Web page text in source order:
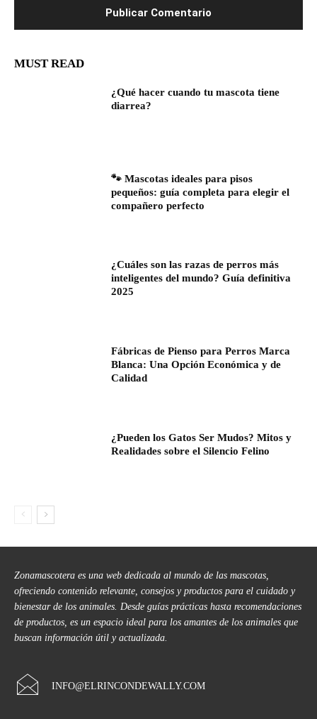
MUST READ
¿Qué hacer cuando tu mascota tiene
diarrea?
🐾 Mascotas ideales para pisos
pequeños: guía completa para elegir el
compañero perfecto
¿Cuáles son las razas de perros más
inteligentes del mundo? Guía definitiva
2025
Fábricas de Pienso para Perros Marca
Blanca: Una Opción Económica y de
Calidad
¿Pueden los Gatos Ser Mudos? Mitos y
Realidades sobre el Silencio Felino
Zonamascotera es una web dedicada al mundo de las mascotas,
ofreciendo contenido relevante, consejos y productos para el cuidado y
bienestar de los animales. Desde guías prácticas hasta recomendaciones
de productos, es un espacio ideal para los amantes de los animales que
buscan información útil y actualizada.
INFO@ELRINCONDEWALLY.COM